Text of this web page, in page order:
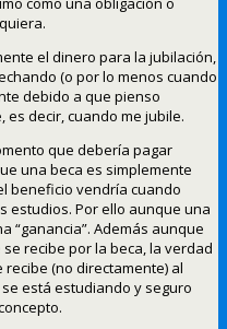
el dinero para la jubilación,
(o por lo menos cuando
debido a que pienso
decir, cuando me jubile.
que debería pagar
una beca es simplemente
beneficio vendría cuando
estudios. Por ello aunque una
“ganancia”. Además aunque
recibe por la beca, la verdad
(no directamente) al
está estudiando y seguro